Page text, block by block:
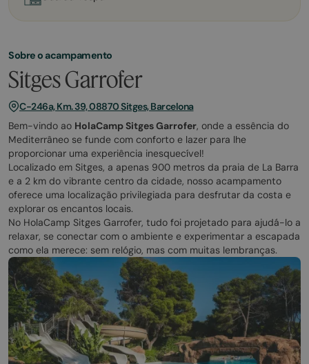
Sobre o acampamento
Sitges Garrofer
C-246a, Km. 39, 08870 Sitges, Barcelona
Bem-vindo ao HolaCamp Sitges Garrofer, onde a essência do
Mediterrâneo se funde com conforto e lazer para lhe
proporcionar uma experiência inesquecível!
Localizado em Sitges, a apenas 900 metros da praia de La Barra
e a 2 km do vibrante centro da cidade, nosso acampamento
oferece uma localização privilegiada para desfrutar da costa e
explorar os encantos locais.
No HolaCamp Sitges Garrofer, tudo foi projetado para ajudá-lo a
relaxar, se conectar com o ambiente e experimentar a escapada
como ela merece: sem relógio, mas com muitas lembranças.